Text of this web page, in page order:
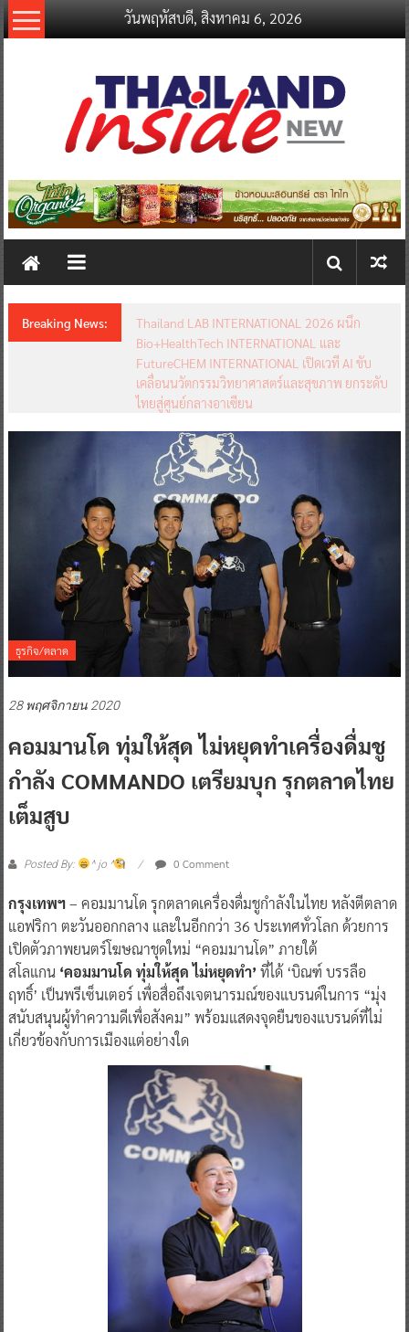
Skip
to
วันพฤหัสบดี, สิงหาคม 6, 2026
thailandinsidenew.com
Thailand
New
Breaking News:
Thailand LAB INTERNATIONAL 2026 ผนึก
Bio+HealthTech INTERNATIONAL และ
FutureCHEM INTERNATIONAL เปิดเวที AI ขับ
เคลื่อนนวัตกรรมวิทยาศาสตร์และสุขภาพ ยกระดับ
ไทยสู่ศูนย์กลางอาเซียน
ธุรกิจ/ตลาด
28 พฤศจิกายน 2020
คอมมานโด ทุ่มให้สุด ไม่หยุดทำเครื่องดื่มชู
กำลัง COMMANDO เตรียมบุก รุกตลาดไทย
เต็มสูบ
Posted By: ^ jo ^ 0 Comment
กรุงเทพฯ– คอมมานโด รุกตลาดเครื่องดื่มชูกำลังในไทย หลังตีตลาด
แอฟริกา ตะวันออกกลาง และในอีกกว่า 36 ประเทศทั่วโลก ด้วยการ
เปิดตัวภาพยนตร์โฆษณาชุดใหม่ “คอมมานโด” ภายใต้
สโลแกน ‘คอมมานโด ทุ่มให้สุด ไม่หยุดทำ’ ที่ได้ ‘บิณฑ์ บรรลือ
ฤทธิ์’ เป็นพรีเซ็นเตอร์ เพื่อสื่อถึงเจตนารมณ์ของแบรนด์ในการ “มุ่ง
สนับสนุนผู้ทำความดีเพื่อสังคม” พร้อมแสดงจุดยืนของแบรนด์ที่ไม่
เกี่ยวข้องกับการเมืองแต่อย่างใด